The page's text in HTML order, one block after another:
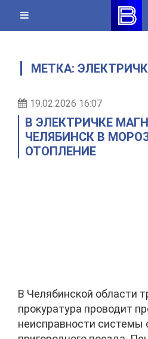
content
МЕТКА:
19.02.2026 16:07
В ЭЛЕКТРИЧКЕ
ЧЕЛЯБИНСК В
ОТОПЛЕНИЕ
В Челябинской области
прокуратура проводит
неисправности системы